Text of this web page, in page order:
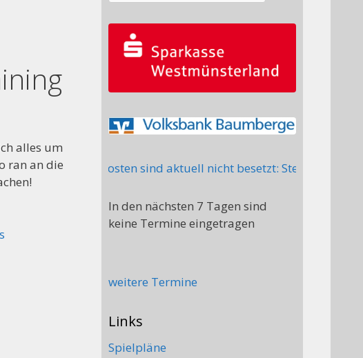
alles um
ran an diefolgende Posten sind aktuell nicht besetzt: Stellv.
In den nächsten 7 Tagen sind
keine Termine eingetragen
weitere Termine
Links
Spielpläne